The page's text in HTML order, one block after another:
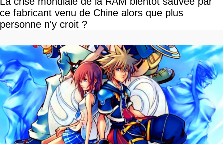
ce fabricant venu de Chine alors que plus
personne n'y croit ?